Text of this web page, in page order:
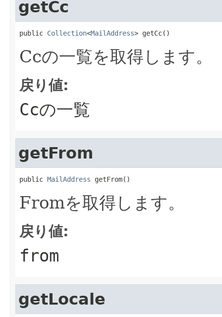
getCc
public Collection<MailAddress> getCc()
Ccの一覧を取得します。
戻り値:
Ccの一覧
getFrom
public MailAddress getFrom()
Fromを取得します。
戻り値:
from
getLocale